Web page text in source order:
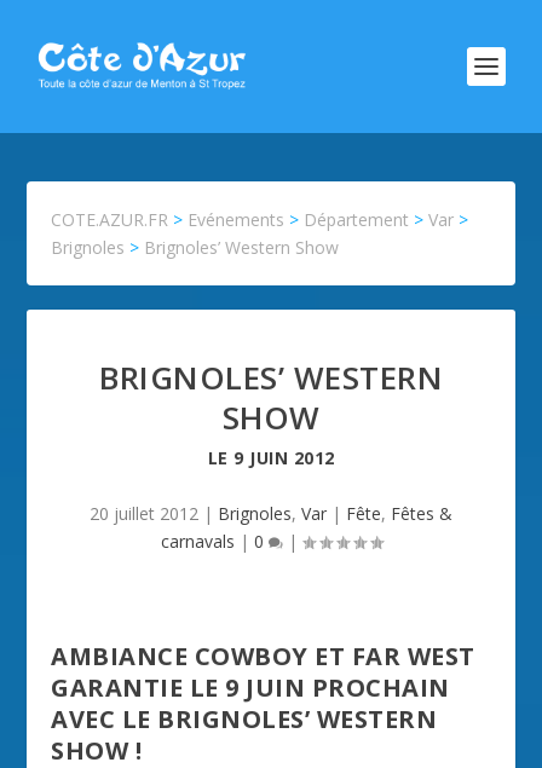
COTE.AZUR.FR > Evénements > Département >Var >
Brignoles > Brignoles’ Western Show
BRIGNOLES’ WESTERN
SHOW
LE 9 JUIN 2012
20 juillet 2012 | Brignoles, Var | Fête, Fêtes &
carnavals | 0 |
AMBIANCE COWBOY ET FAR WEST
GARANTIE LE 9 JUIN PROCHAIN
AVEC LE BRIGNOLES’ WESTERN
SHOW !